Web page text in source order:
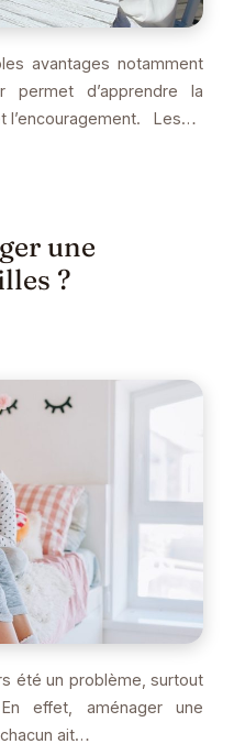
avantages notamment
d’apprendre la
l’encouragement. Les…
une
?
été un problème, surtout
effet, aménager une
ait…